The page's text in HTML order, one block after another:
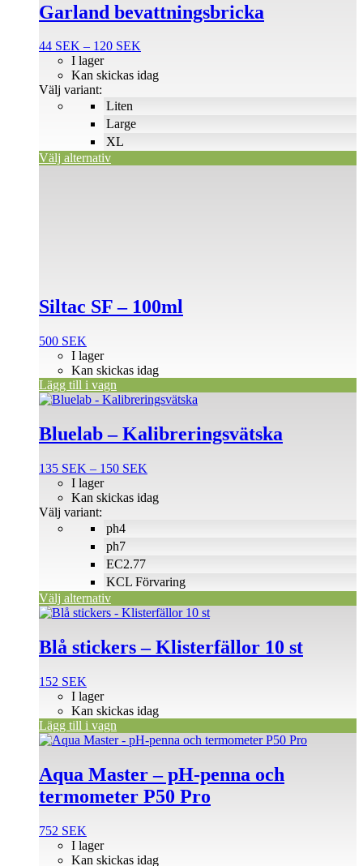
Garland bevattningsbricka
44 SEK – 120 SEK
till
Liten
Large
XL
I lager
Kan skickas idag
Välj variant:
Välj alternativ
kan
väljas
produktsidan
Siltac SF – 100ml
500 SEK
I lager
Kan skickas idag
Lägg till i vagn
Bluelab – Kalibreringsvätska
135 SEK – 150 SEK
till
ph4
ph7
EC2.77
KCL Förvaring
I lager
Kan skickas idag
Välj variant:
Välj alternativ
Den
produkten
har
varianter.
olika
alternativen
Blå stickers – Klisterfällor 10 st
152 SEK
I lager
Kan skickas idag
Lägg till i vagn
Aqua Master – pH-penna och
termometer P50 Pro
752 SEK
I lager
Kan skickas idag